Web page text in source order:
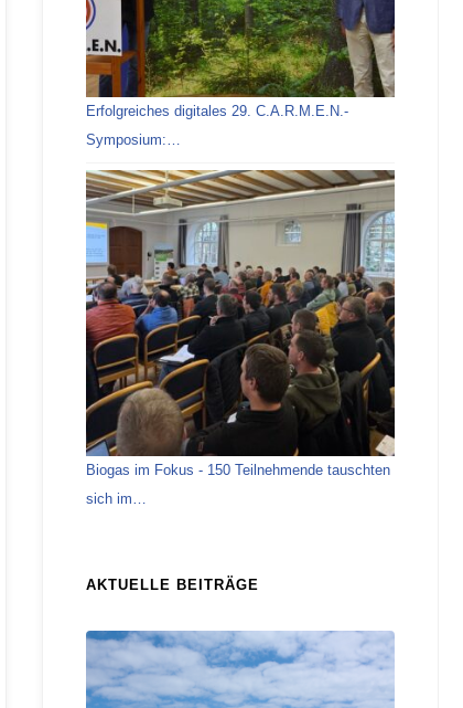
Erfolgreiches digitales 29. C.A.R.M.E.N.-
Symposium:…
Biogas im Fokus - 150 Teilnehmende tauschten
sich im…
AKTUELLE BEITRÄGE